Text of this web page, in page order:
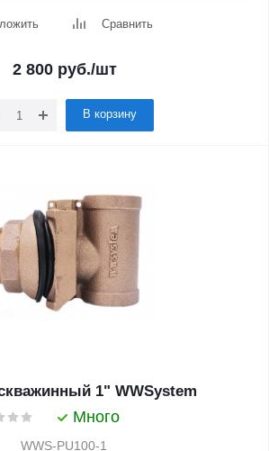
Сравнить
2 800руб./шт
В корзину
1" WWSystem
Много
WWS-PU100-1